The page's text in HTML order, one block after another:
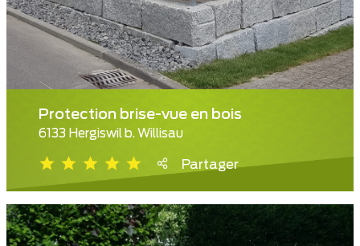
Protection brise-vue en bois
6133 Hergiswil b. Willisau
Partager